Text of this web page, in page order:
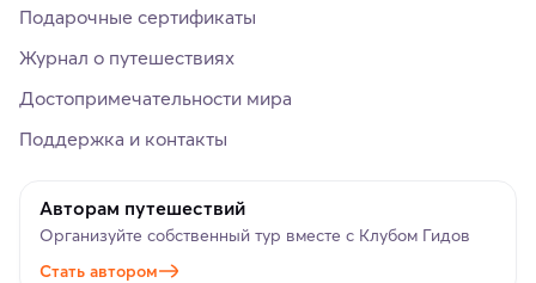
Подарочные сертификаты
Журнал о путешествиях
Достопримечательности мира
Поддержка и контакты
Авторам путешествий
Организуйте собственный тур вместе с Клубом Гидов
Стать автором